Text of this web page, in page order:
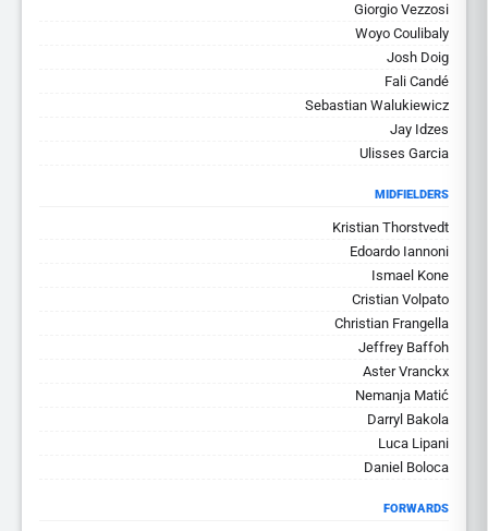
Giorgio Vezzosi
Woyo Coulibaly
Josh Doig
Fali Candé
Sebastian Walukiewicz
Jay Idzes
Ulisses Garcia
MIDFIELDERS
Kristian Thorstvedt
Edoardo Iannoni
Ismael Kone
Cristian Volpato
Christian Frangella
Jeffrey Baffoh
Aster Vranckx
Nemanja Matić
Darryl Bakola
Luca Lipani
Daniel Boloca
FORWARDS